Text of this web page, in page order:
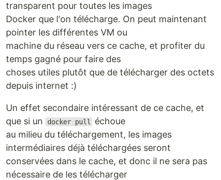
transparent pour toutes les images
Docker que l'on télécharge. On peut maintenant
pointer les différentes VM ou
machine du réseau vers ce cache, et profiter du
temps gagné pour faire des
choses utiles plutôt que de télécharger des octets
depuis internet :)
Un effet secondaire intéressant de ce cache, et
que si un
docker pull
échoue
au milieu du téléchargement, les images
intermédiaires déjà téléchargées seront
conservées dans le cache, et donc il ne sera pas
nécessaire de les télécharger